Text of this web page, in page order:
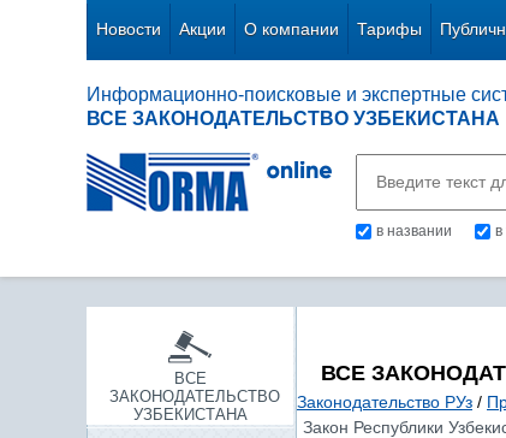
Новости Акции О компании Тарифы
Информационно-поисковые и экспертные
ВСЕ ЗАКОНОДАТЕЛЬСТВО УЗБЕКИСТАНА
в названии в
ВСЕ
ЗАКОНОДАТЕЛЬСТВО
УЗБЕКИСТАНА
ВСЕ
Законодательство РУз /
Закон Республики